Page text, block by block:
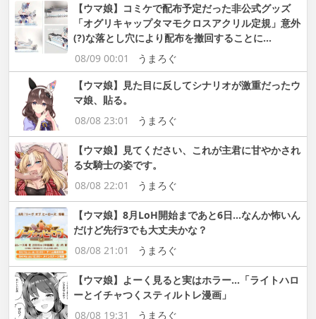
【ウマ娘】コミケで配布予定だった非公式グッズ
「オグリキャップタマモクロスアクリル定規」意外
(?)な落とし穴により配布を撤回することに…
08/09 00:01
うまろぐ
【ウマ娘】見た目に反してシナリオが激重だったウ
マ娘、貼る。
08/08 23:01
うまろぐ
【ウマ娘】見てください、これが主君に甘やかされ
る女騎士の姿です。
08/08 22:01
うまろぐ
【ウマ娘】8月LoH開始まであと6日…なんか怖いん
だけど先行3でも大丈夫かな？
08/08 21:01
うまろぐ
【ウマ娘】よーく見ると実はホラー…「ライトハロ
ーとイチャつくスティルトレ漫画」
08/08 19:31
うまろぐ